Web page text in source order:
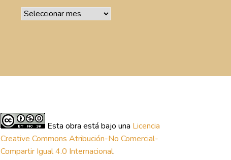
Archivos
Esta obra está bajo una Licencia
Creative Commons Atribución-No Comercial-
Compartir Igual 4.0 Internacional.